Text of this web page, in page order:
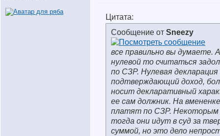
Цитата:
Сообщение от Sneezy
все правильно вы думаете.
нулевой то считаться
по СЗР. Нулевая
подтверждающий доход,
носит декларативный
ее сам должник. На
платят по СЗР. Некоторым
тогда они идут в суд за
суммой, но это дело